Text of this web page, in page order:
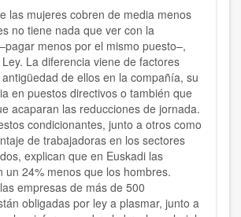
las mujeres cobren de media menos
no tiene nada que ver con la
menos por el mismo puesto–,
La diferencia viene de factores
de ellos en la compañía, su
en puestos directivos o también que
acaparan las reducciones de jornada.
condicionantes, junto a otros como
de trabajadoras en los sectores
explican que en Euskadi las
un 24% menos que los hombres.
empresas de más de 500
obligadas por ley a plasmar, junto a